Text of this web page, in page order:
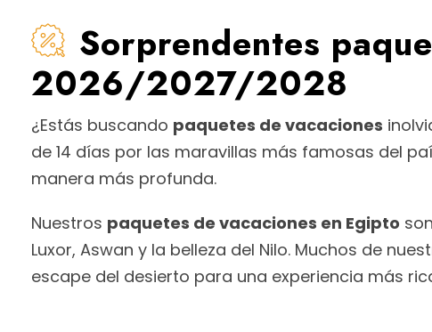
Sorprendentes
2026/2027/2028
¿Estás buscando paquetes de vacaciones
de 14 días por las maravillas más famosas del
manera más profunda.
Nuestros paquetes de vacaciones en Egipto
Luxor, Aswan y la belleza del Nilo. Muchos de
escape del desierto para una experiencia más